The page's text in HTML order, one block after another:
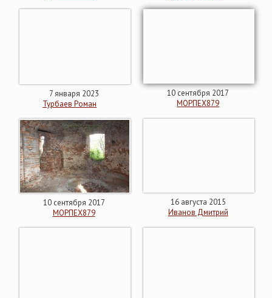
7 января 2023
Турбаев Роман
10 сентября 2017
МОРПЕХ879
10 сентября 2017
МОРПЕХ879
16 августа 2015
Иванов Дмитрий